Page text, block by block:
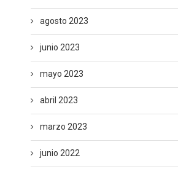
agosto 2023
junio 2023
mayo 2023
abril 2023
marzo 2023
junio 2022